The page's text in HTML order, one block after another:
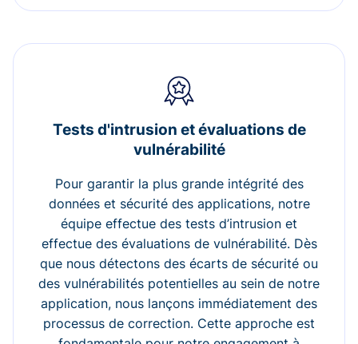
Tests d'intrusion et évaluations de
vulnérabilité
Pour garantir la plus grande intégrité des
données et sécurité des applications, notre
équipe effectue des tests d’intrusion et
effectue des évaluations de vulnérabilité. Dès
que nous détectons des écarts de sécurité ou
des vulnérabilités potentielles au sein de notre
application, nous lançons immédiatement des
processus de correction. Cette approche est